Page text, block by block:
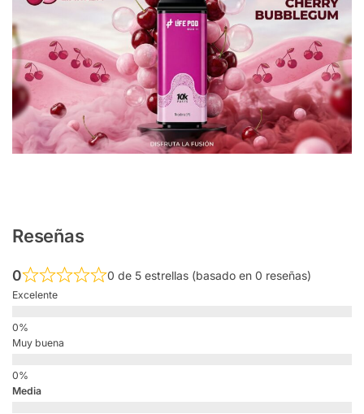
Reseñas
0 0 de 5 estrellas (basado en 0 reseñas)
Excelente
Muy buena
Media